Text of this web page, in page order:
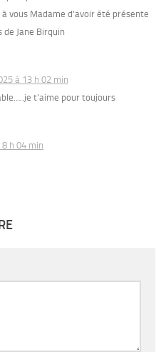
vous Madame d’avoir été présente
de Jane Birquin
à 13 h 02 min
t’aime pour toujours
h 04 min